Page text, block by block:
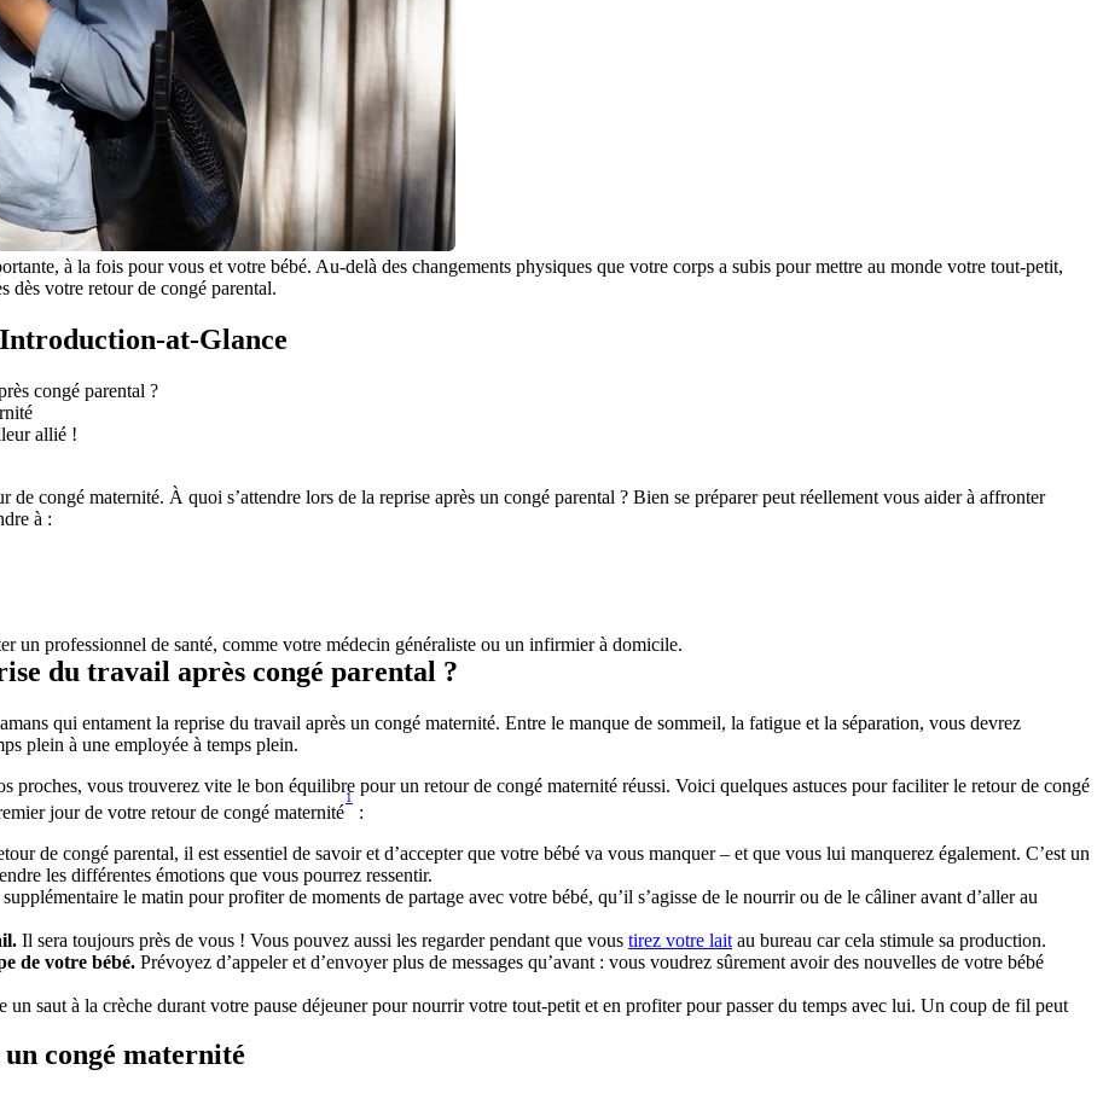
à la fois pour vous et votre bébé. Au-delà des changements physiques que votre corps a subis pour mettre au monde votre tout-petit,
dès votre retour de congé parental.
at-Glance
congé parental ?
allié !
congé maternité. À quoi s’attendre lors de la reprise après un congé parental ? Bien se préparer peut réellement vous aider à affronter
à :
un professionnel de santé, comme votre médecin généraliste ou un infirmier à domicile.
du travail après congé parental ?
qui entament la reprise du travail après un congé maternité. Entre le manque de sommeil, la fatigue et la séparation, vous devrez
plein à une employée à temps plein.
proches, vous trouverez vite le bon équilibre pour un retour de congé maternité réussi. Voici quelques astuces pour faciliter le retour de congé
jour de votre retour de congé maternité
1
:
de congé parental, il est essentiel de savoir et d’accepter que votre bébé va vous manquer – et que vous lui manquerez également. C’est un
les différentes émotions que vous pourrez ressentir.
le matin pour profiter de moments de partage avec votre bébé, qu’il s’agisse de le nourrir ou de le câliner avant d’aller au
Il sera toujours près de vous ! Vous pouvez aussi les regarder pendant que vous tirez votre lait au bureau car cela stimule sa production.
de votre bébé. Prévoyez d’appeler et d’envoyer plus de messages qu’avant : vous voudrez sûrement avoir des nouvelles de votre bébé
un saut à la crèche durant votre pause déjeuner pour nourrir votre tout-petit et en profiter pour passer du temps avec lui. Un coup de fil peut
congé maternité